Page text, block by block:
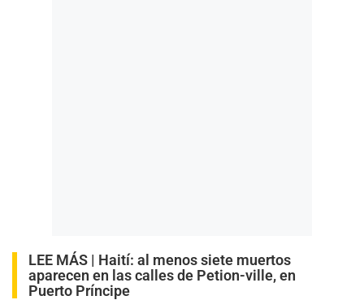
LEE MÁS | Haití: al menos siete muertos
aparecen en las calles de Petion-ville, en
Puerto Príncipe